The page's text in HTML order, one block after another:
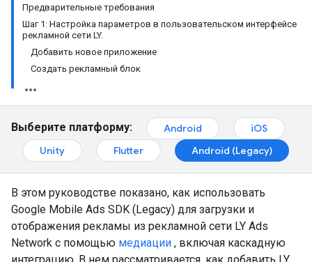
Предварительные требования
Шаг 1: Настройка параметров в пользовательском интерфейсе
рекламной сети LY.
Добавить новое приложение
Создать рекламный блок
Выберите платформу: Android
iOS
Unity
Flutter Android (Legacy)
В этом руководстве показано, как использовать
Google Mobile Ads SDK (Legacy) для загрузки и
отображения рекламы из рекламной сети LY Ads
Network с помощью медиации , включая каскадную